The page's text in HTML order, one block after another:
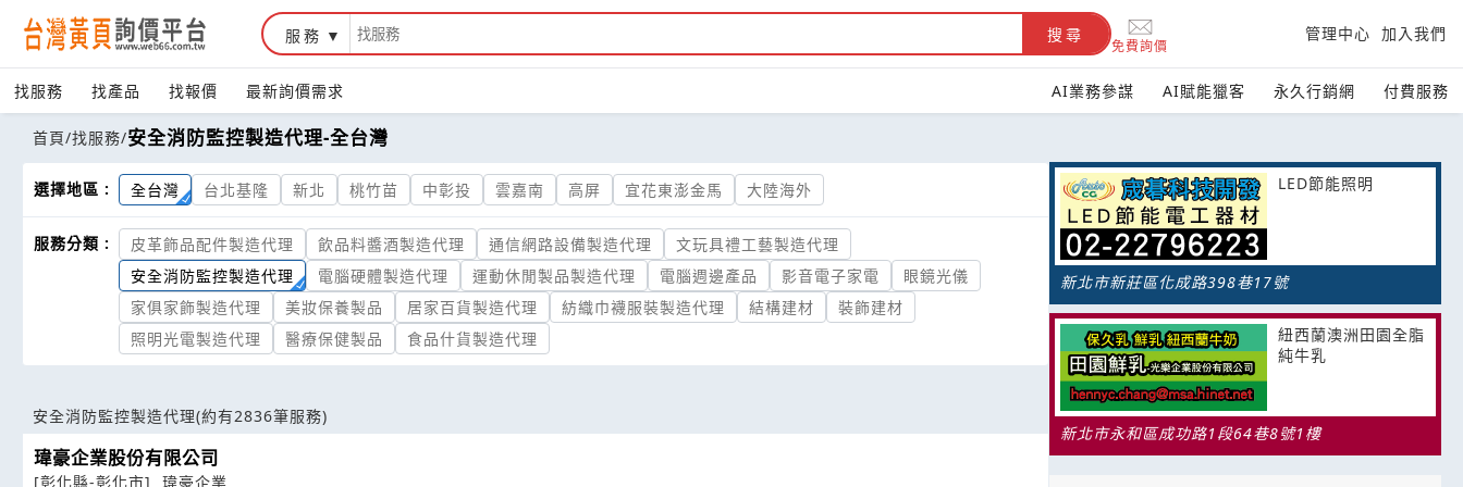
服務 搜尋
免費詢價
管理中心 加入我們
找服務 找產品 找報價 最新詢價需求 AI業務參謀 AI賦能獵客 永久行銷網 付費服務
首頁/找服務/安全消防監控製造代理-全台灣
選擇地區 : 全台灣 台北基隆 新北 桃竹苗 中彰投 雲嘉南 高屏 宜花東澎金馬 大陸海外
服務分類 : 皮革飾品配件製造代理 飲品料醬酒製造代理 通信網路設備製造代理
文玩具禮工藝製造代理
安全消防監控製造代理
電腦硬體製造代理 運動休閒製品製造代理 電腦週邊產品 影音電子家電
眼鏡光儀
家俱家飾製造代理
美妝保養製品 居家百貨製造代理 紡織巾襪服裝製造代理 結構建材
裝飾建材
照明光電製造代理
醫療保健製品 食品什貨製造代理
安全消防監控製造代理(約有2836筆服務)
瑋豪企業股份有限公司
[彰化縣-彰化市]
瑋豪企業
LED節能照明
新北市新莊區化成路398巷17號
紐西蘭澳洲田園全脂
純牛乳
新北市永和區成功路1段64巷8號1樓